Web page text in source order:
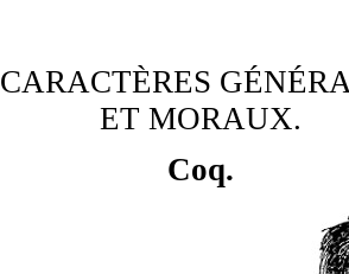
CARACTÈRES
ET MORAUX.
Coq.